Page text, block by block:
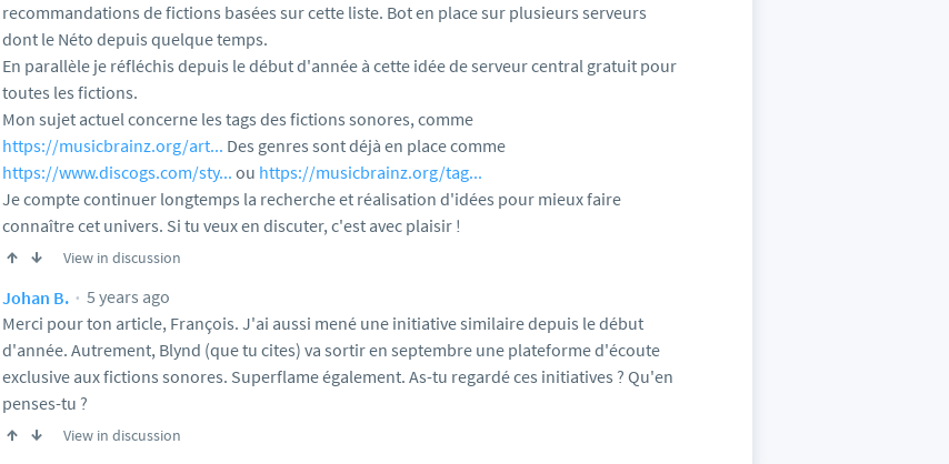
recommandations de fictions basées sur cette liste. Bot en place sur plusieurs serveurs
dont le Néto depuis quelque temps.
En parallèle je réfléchis depuis le début d'année à cette idée de serveur central gratuit pour
toutes les fictions.
Mon sujet actuel concerne les tags des fictions sonores, comme
https://musicbrainz.org/art... Des genres sont déjà en place comme
https://www.discogs.com/sty... ou https://musicbrainz.org/tag...
Je compte continuer longtemps la recherche et réalisation d'idées pour mieux faire
connaître cet univers. Si tu veux en discuter, c'est avec plaisir !
View in discussion
Johan B.
5 years ago
Merci pour ton article, François. J'ai aussi mené une initiative similaire depuis le début
d'année. Autrement, Blynd (que tu cites) va sortir en septembre une plateforme d'écoute
exclusive aux fictions sonores. Superflame également. As-tu regardé ces initiatives ? Qu'en
penses-tu ?
View in discussion